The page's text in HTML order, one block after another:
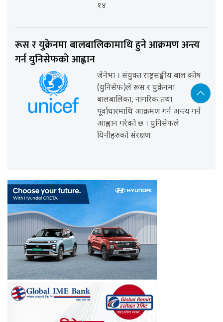
१४
रूस र युक्रेनमा बालबालिकामाथि हुने आक्रमण अन्त्य
गर्न युनिसेफको आह्वान
जेनेभा । संयुक्त राष्ट्रसङ्घीय बाल कोष
(युनिसेफ)ले रूस र युक्रेनमा
बालबालिका, नागरिक तथा
पूर्वाधारमाथि आक्रमण गर्न अन्त्य गर्न
आह्वान गरेको छ । युनिसेफले
यिनीहरुको संरक्षण